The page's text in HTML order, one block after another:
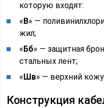
которую входят:
«В» —
жил;
«Бб» — защитная
стальных лент;
«Шв» — верхний
Конструкция